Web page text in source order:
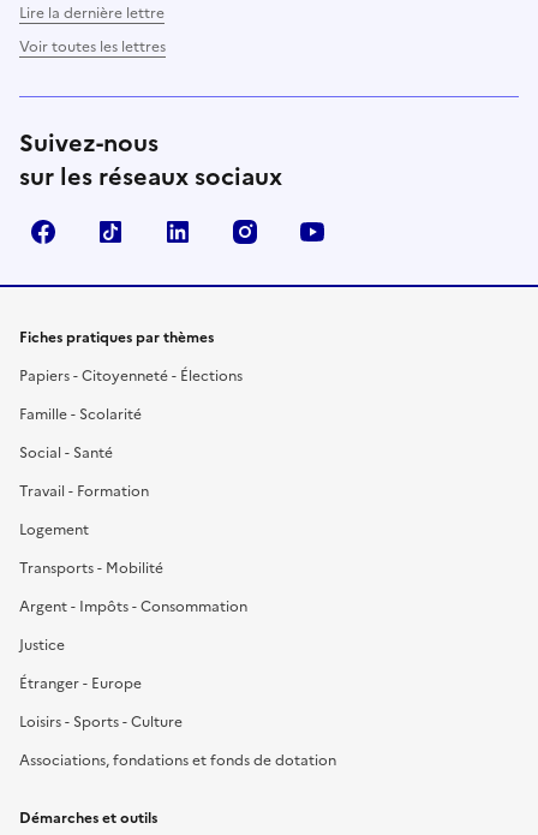
Lire la dernière lettre
Voir toutes les lettres
Suivez-nous
sur les réseaux sociaux
FacebookTikTok LinkedIn Instagram
Fiches pratiques par thèmes
Papiers - Citoyenneté - Élections
Famille - Scolarité
Social - Santé
Travail - Formation
Logement
Transports - Mobilité
Argent - Impôts - Consommation
Justice
Étranger - Europe
Loisirs - Sports - Culture
Associations, fondations et fonds de dotation
Démarches et outils